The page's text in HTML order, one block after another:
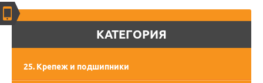
КАТЕГОРИЯ
25. Крепеж и подшипники
КОРЗИНА